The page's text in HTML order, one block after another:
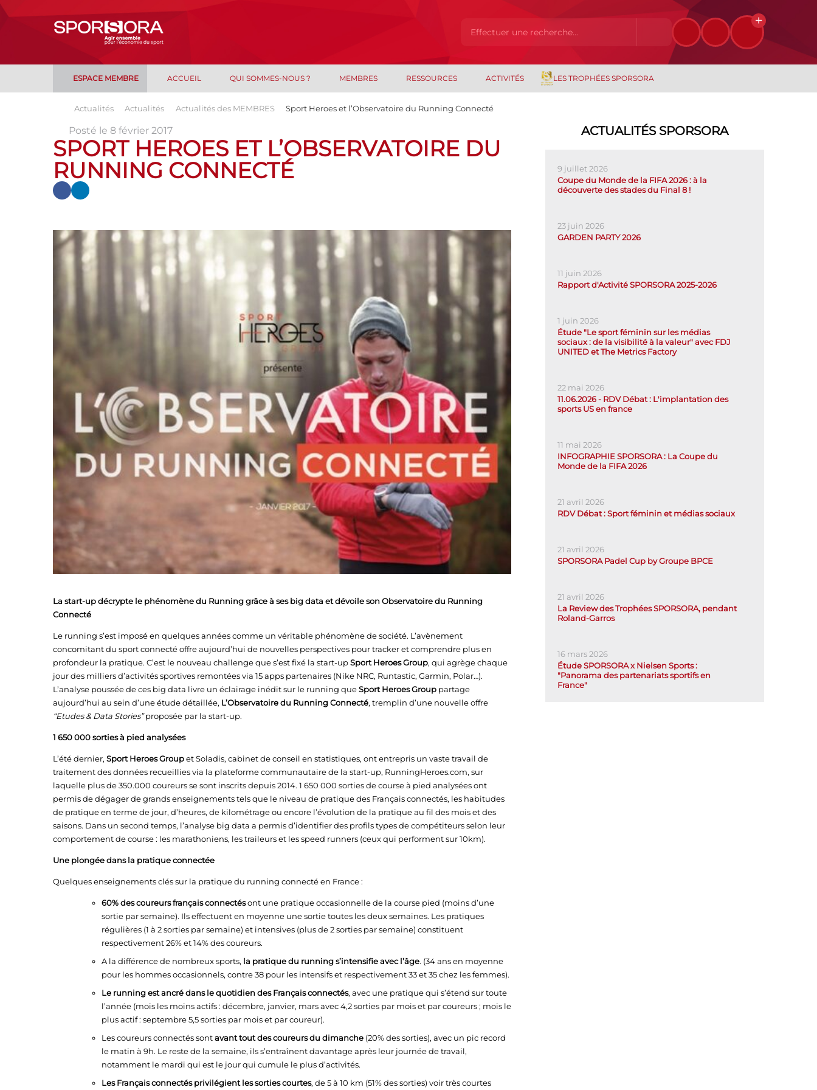
ESPACE MEMBRE ACCUEIL QUI SOMMES-NOUS ? MEMBRES RESSOURCES ACTIVITÉS LES TROPHÉES SPORSORA
Actualités Actualités Actualités des MEMBRES Sport Heroes et l’Observatoire du Running Connecté
Posté le 8 février 2017
SPORT HEROES ET L’OBSERVATOIRE DU
RUNNING CONNECTÉ
La start-up décrypte le phénomène du Running grâce à ses big data et dévoile son Observatoire du Running
Connecté
Le running s’est imposé en quelques années comme un véritable phénomène de société. L’avènement
concomitant du sport connecté offre aujourd’hui de nouvelles perspectives pour tracker et comprendre plus en
profondeur la pratique. C’est le nouveau challenge que s’est fixé la start-upSport Heroes Group, qui agrège chaque
jour des milliers d’activités sportives remontées via 15 apps partenaires (Nike NRC, Runtastic, Garmin, Polar…).
L’analyse poussée de ces big data livre un éclairage inédit sur le running queSport Heroes Group partage
aujourd’hui au sein d’une étude détaillée, L’Observatoire du Running Connecté, tremplin d’une nouvelle offre
“Etudes & Data Stories”proposée par la start-up.
1 650 000 sorties à pied analysées
L’été dernier, Sport Heroes Groupet Soladis, cabinet de conseil en statistiques, ont entrepris un vaste travail de
traitement des données recueillies via la plateforme communautaire de la start-up, RunningHeroes.com, sur
laquelle plus de 350.000 coureurs se sont inscrits depuis 2014. 1 650 000 sorties de course à pied analysées ont
permis de dégager de grands enseignements tels que le niveau de pratique des Français connectés, les habitudes
de pratique en terme de jour, d’heures, de kilométrage ou encore l’évolution de la pratique au fil des mois et des
saisons. Dans un second temps, l’analyse big data a permis d’identifier des profils types de compétiteurs selon leur
comportement de course : les marathoniens, les traileurs et les speed runners (ceux qui performent sur 10km).
Une plongée dans la pratique connectée
Quelques enseignements clés sur la pratique du running connecté en France :
60% des coureurs français connectésont une pratique occasionnelle de la course pied (moins d’une
sortie par semaine). Ils effectuent en moyenne une sortie toutes les deux semaines. Les pratiques
régulières (1 à 2 sorties par semaine) et intensives (plus de 2 sorties par semaine) constituent
respectivement 26% et 14% des coureurs.
A la différence de nombreux sports, la pratique du running s’intensifie avec l’âge. (34 ans en moyenne
pour les hommes occasionnels, contre 38 pour les intensifs et respectivement 33 et 35 chez les femmes).
Le running est ancré dans le quotidien des Français connectés, avec une pratique qui s’étend sur toute
l’année (mois les moins actifs : décembre, janvier, mars avec 4,2 sorties par mois et par coureurs ; mois le
plus actif : septembre 5,5 sorties par mois et par coureur).
Les coureurs connectés sontavant tout des coureurs du dimanche (20% des sorties), avec un pic record
le matin à 9h. Le reste de la semaine, ils s’entraînent davantage après leur journée de travail,
notamment le mardi qui est le jour qui cumule le plus d’activités.
Les Français connectés privilégient les sorties courtes, de 5 à 10 km (51% des sorties) voir très courtes
ACTUALITÉS SPORSORA
9 juillet 2026
Coupe du Monde de la FIFA 2026 : à la
découverte des stades du Final 8 !
23 juin 2026
GARDEN PARTY 2026
11 juin 2026
Rapport d'Activité SPORSORA 2025-2026
1 juin 2026
Étude "Le sport féminin sur les médias
sociaux : de la visibilité à la valeur" avec FDJ
UNITED et The Metrics Factory
22 mai 2026
11.06.2026 - RDV Débat : L'implantation des
sports US en france
11 mai 2026
INFOGRAPHIE SPORSORA : La Coupe du
Monde de la FIFA 2026
21 avril 2026
RDV Débat : Sport féminin et médias sociaux
21 avril 2026
SPORSORA Padel Cup by Groupe BPCE
21 avril 2026
La Review des Trophées SPORSORA, pendant
Roland-Garros
16 mars 2026
Étude SPORSORA x Nielsen Sports :
"Panorama des partenariats sportifs en
France"